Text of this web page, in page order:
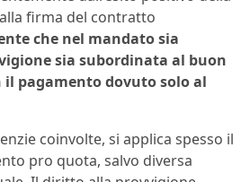
firma del contratto
che nel mandato sia
sia subordinata al buon
il pagamento dovuto solo al
coinvolte, si applica spesso il
pro quota, salvo diversa